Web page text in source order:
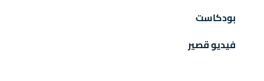
بودكاست
فيديو قصير